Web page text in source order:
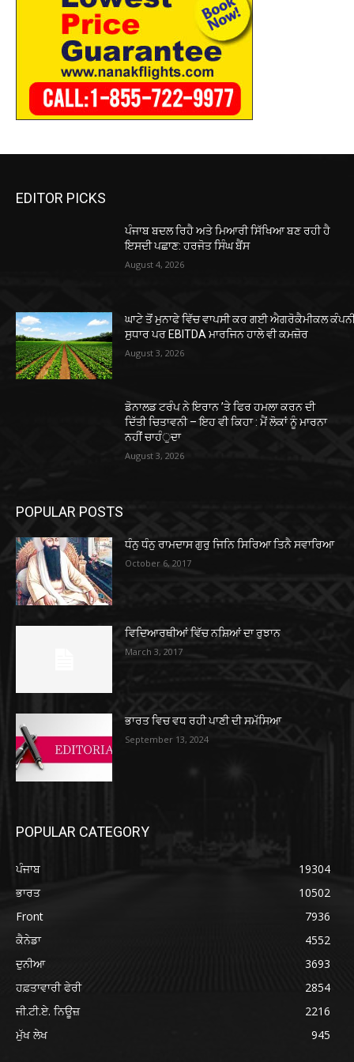
EDITOR PICKS
ਪੰਜਾਬ ਬਦਲ ਰਿਹੈ ਅਤੇ ਮਿਆਰੀ ਸਿੱਖਿਆ ਬਣ ਰਹੀ ਹੈ
ਇਸਦੀ ਪਛਾਣ: ਹਰਜੋਤ ਸਿੰਘ ਬੈਂਸ
August 4, 2026
ਘਾਟੇ ਤੋਂ ਮੁਨਾਫੇ ਵਿੱਚ ਵਾਪਸੀ ਕਰ ਗਈ ਐਗਰੋਕੈਮੀਕਲ
ਸੁਧਾਰ ਪਰ EBITDA ਮਾਰਜਿਨ ਹਾਲੇ ਵੀ ਕਮਜ਼ੋਰ
August 3, 2026
ਡੋਨਾਲਡ ਟਰੰਪ ਨੇ ਇਰਾਨ ’ਤੇ ਫਿਰ ਹਮਲਾ ਕਰਨ ਦੀ
ਦਿੱਤੀ ਚਿਤਾਵਨੀ – ਇਹ ਵੀ ਕਿਹਾ : ਮੈਂ ਲੋਕਾਂ ਨੂੰ ਮਾਰਨਾ
ਨਹੀਂ ਚਾਹੰੁਦਾ
August 3, 2026
POPULAR POSTS
ਧੰਨੁ ਧੰਨੁ ਰਾਮਦਾਸ ਗੁਰੁ ਜਿਨਿ ਸਿਰਿਆ ਤਿਨੈ ਸਵਾਰਿਆ
October 6, 2017
ਵਿਦਿਆਰਥੀਆਂ ਵਿੱਚ ਨਸ਼ਿਆਂ ਦਾ ਰੁਝਾਨ
March 3, 2017
ਭਾਰਤ ਵਿਚ ਵਧ ਰਹੀ ਪਾਣੀ ਦੀ ਸਮੱਸਿਆ
September 13, 2024
POPULAR CATEGORY
ਪੰਜਾਬ
19304
ਭਾਰਤ
10502
Front
7936
ਕੈਨੇਡਾ
4552
ਦੁਨੀਆ
3693
ਹਫ਼ਤਾਵਾਰੀ ਫੇਰੀ
2854
ਜੀ.ਟੀ.ਏ. ਨਿਊਜ਼
2216
ਮੁੱਖ ਲੇਖ
945